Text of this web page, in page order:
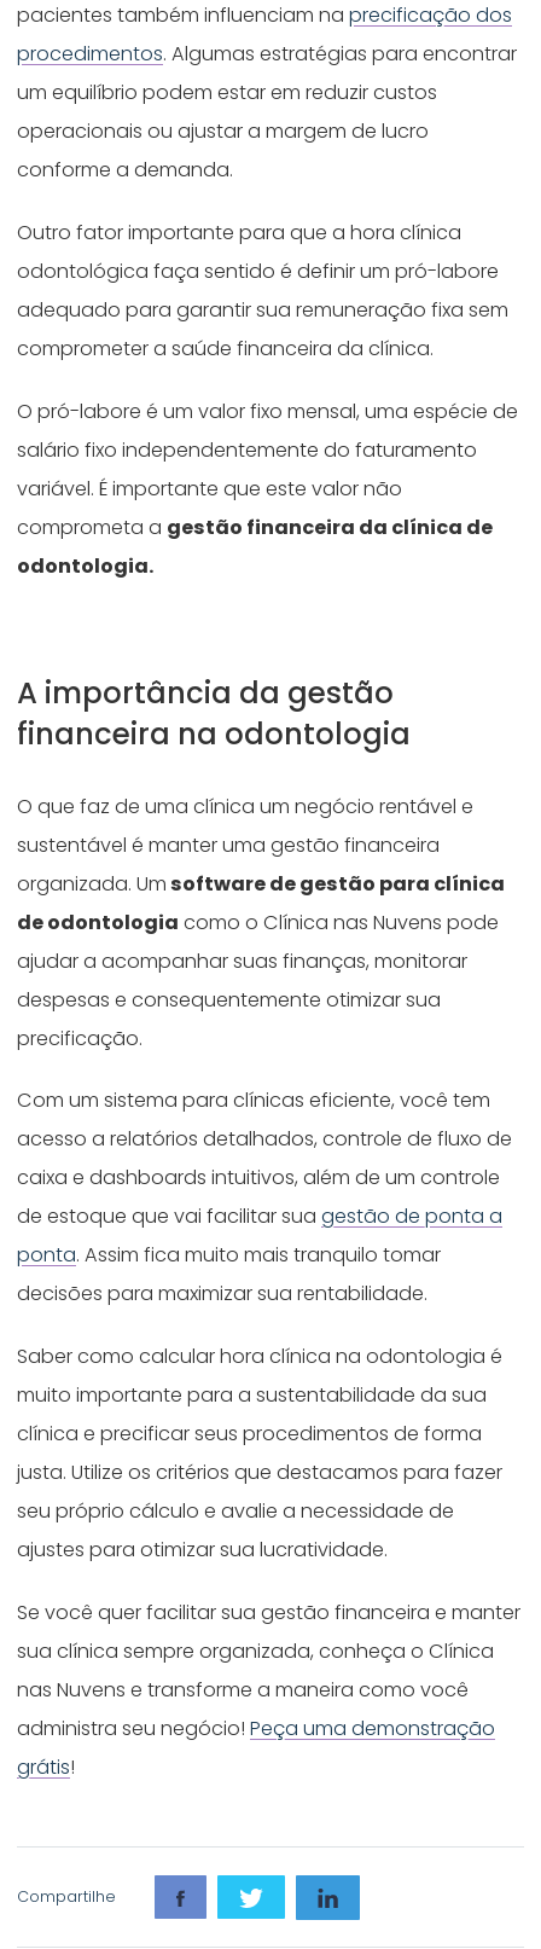
pacientes também influenciam naprecificação dos
procedimentos. Algumas estratégias para encontrar
um equilíbrio podem estar em reduzir custos
operacionais ou ajustar a margem de lucro
conforme a demanda.
Outro fator importante para que a hora clínica
odontológica faça sentido é definir um pró-labore
adequado para garantir sua remuneração fixa sem
comprometer a saúde financeira da clínica.
O pró-labore é um valor fixo mensal, uma espécie de
salário fixo independentemente do faturamento
variável. É importante que este valor não
comprometa a gestão financeira da clínica de
odontologia.
A importância da gestão
financeira na odontologia
O que faz de uma clínica um negócio rentável e
sustentável é manter uma gestão financeira
organizada. Umsoftware de gestão para clínica
de odontologia como o Clínica nas Nuvens pode
ajudar a acompanhar suas finanças, monitorar
despesas e consequentemente otimizar sua
precificação.
Com um sistema para clínicas eficiente, você tem
acesso a relatórios detalhados, controle de fluxo de
caixa e dashboards intuitivos, além de um controle
de estoque que vai facilitar suagestão de ponta a
ponta. Assim fica muito mais tranquilo tomar
decisões para maximizar sua rentabilidade.
Saber como calcular hora clínica na odontologia é
muito importante para a sustentabilidade da sua
clínica e precificar seus procedimentos de forma
justa. Utilize os critérios que destacamos para fazer
seu próprio cálculo e avalie a necessidade de
ajustes para otimizar sua lucratividade.
Se você quer facilitar sua gestão financeira e manter
sua clínica sempre organizada, conheça o Clínica
nas Nuvens e transforme a maneira como você
administra seu negócio!Peça uma demonstração
grátis!
Compartilhe